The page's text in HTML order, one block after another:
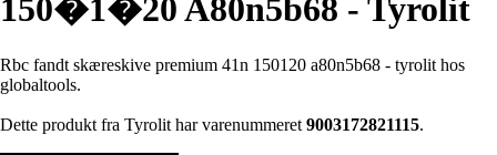
150�1�20 A80n5b68 - Tyrolit
Rbc fandt skæreskive premium 41n 150120 a80n5b68 - tyrolit hos
globaltools.
Dette produkt fra Tyrolit har varenummeret 9003172821115.